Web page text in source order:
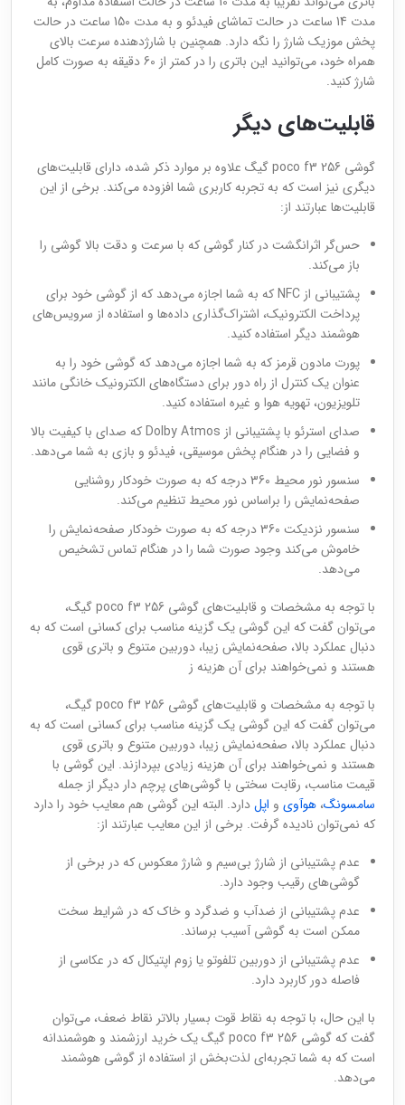
مدت 14 ساعت در حالت تماشای فیدئو و به مدت 150 ساعت در حالت
پخش موزیک شارژ را نگه دارد. همچنین با شارژدهنده سرعت بالای
همراه خود، می‌توانید این باتری را در کمتر از 60 دقیقه به صورت کامل
شارژ کنید.
قابلیت‌های دیگر
گوشی poco f3 256 گیگ علاوه بر موارد ذکر شده، دارای قابلیت‌های
دیگری نیز است که به تجربه کاربری شما افزوده می‌کند. برخی از این
قابلیت‌ها عبارتند از:
حس‌گر اثرانگشت در کنار گوشی که با سرعت و دقت بالا گوشی را
باز می‌کند.
پشتیبانی از NFC که به شما اجازه می‌دهد که از گوشی خود برای
پرداخت الکترونیک، اشتراک‌گذاری داده‌ها و استفاده از سرویس‌های
هوشمند دیگر استفاده کنید.
پورت مادون قرمز که به شما اجازه می‌دهد که گوشی خود را به
عنوان یک کنترل از راه دور برای دستگاه‌های الکترونیک خانگی مانند
تلویزیون، تهویه هوا و غیره استفاده کنید.
صدای استرئو با پشتیبانی از Dolby Atmos که صدای با کیفیت بالا
و فضایی را در هنگام پخش موسیقی، فیدئو و بازی به شما می‌دهد.
سنسور نور محیط 360 درجه که به صورت خودکار روشنایی
صفحه‌نمایش را براساس نور محیط تنظیم می‌کند.
سنسور نزدیکت 360 درجه که به صورت خودکار صفحه‌نمایش را
خاموش می‌کند وجود صورت شما را در هنگام تماس تشخیص
می‌دهد.
با توجه به مشخصات و قابلیت‌های گوشی poco f3 256 گیگ،
می‌توان گفت که این گوشی یک گزینه مناسب برای کسانی است که به
دنبال عملکرد بالا، صفحه‌نمایش زیبا، دوربین متنوع و باتری قوی
هستند و نمی‌خواهند برای آن هزینه ز
با توجه به مشخصات و قابلیت‌های گوشی poco f3 256 گیگ،
می‌توان گفت که این گوشی یک گزینه مناسب برای کسانی است که به
دنبال عملکرد بالا، صفحه‌نمایش زیبا، دوربین متنوع و باتری قوی
هستند و نمی‌خواهند برای آن هزینه زیادی بپردازند. این گوشی با
قیمت مناسب، رقابت سختی با گوشی‌های پرچم دار دیگر از جمله
سامسونگ،هوآوی و اپلدارد. البته این گوشی هم معایب خود را دارد
که نمی‌توان نادیده گرفت. برخی از این معایب عبارتند از:
عدم پشتیبانی از شارژ بی‌سیم و شارژ معکوس که در برخی از
گوشی‌های رقیب وجود دارد.
عدم پشتیبانی از ضدآب و ضدگرد و خاک که در شرایط سخت
ممکن است به گوشی آسیب برساند.
عدم پشتیبانی از دوربین تلفوتو یا زوم اپتیکال که در عکاسی از
فاصله دور کاربرد دارد.
با این حال، با توجه به نقاط قوت بسیار بالاتر نقاط ضعف، می‌توان
گفت که گوشی poco f3 256 گیگ یک خرید ارزشمند و هوشمندانه
است که به شما تجربه‌ای لذت‌بخش از استفاده از گوشی هوشمند
می‌دهد.